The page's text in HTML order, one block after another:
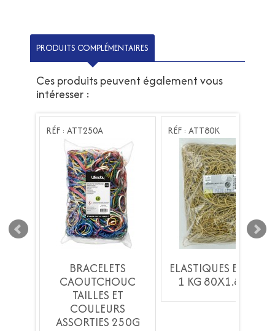
PRODUITS COMPLÉMENTAIRES
Ces produits peuvent également vous
intéresser :
RÉF : ATT250A
BRACELETS
CAOUTCHOUC
TAILLES ET
COULEURS
ASSORTIES 250G
RÉF : ATT80K
ELASTIQUES EN SAC
1 KG 80X1.8mm